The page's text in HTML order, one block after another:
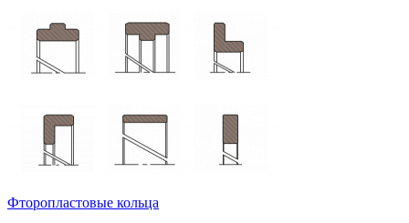
Фторопластовые кольца